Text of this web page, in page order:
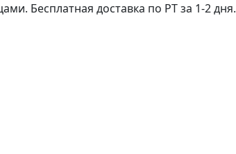
Бесплатная доставка по РТ за 1-2 дня.